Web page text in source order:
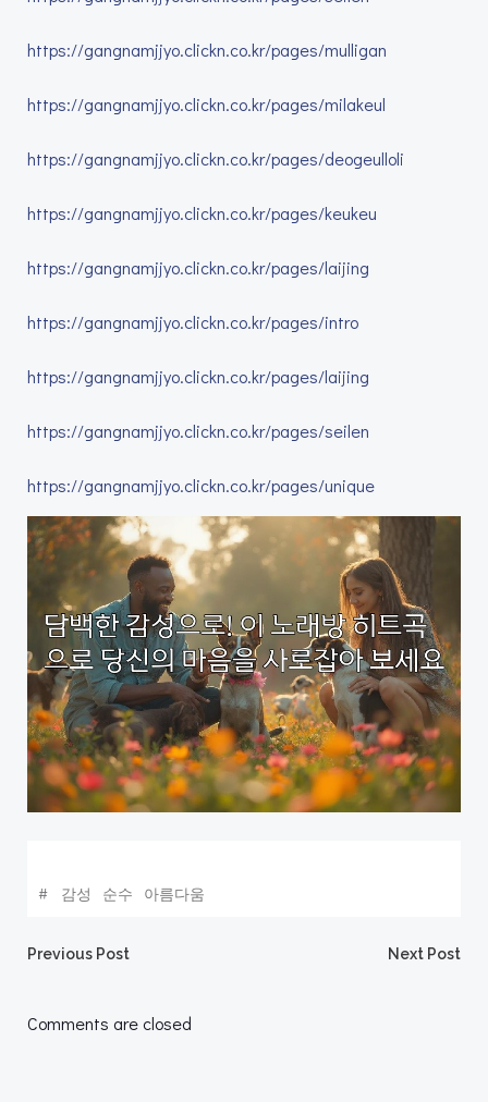
https://gangnamjjyo.clickn.co.kr/pages/mulligan
https://gangnamjjyo.clickn.co.kr/pages/milakeul
https://gangnamjjyo.clickn.co.kr/pages/deogeulloli
https://gangnamjjyo.clickn.co.kr/pages/keukeu
https://gangnamjjyo.clickn.co.kr/pages/laijing
https://gangnamjjyo.clickn.co.kr/pages/intro
https://gangnamjjyo.clickn.co.kr/pages/laijing
https://gangnamjjyo.clickn.co.kr/pages/seilen
https://gangnamjjyo.clickn.co.kr/pages/unique
# 감성 순수 아름다움
Post
navigation
Previous Post Next Post
Comments are closed